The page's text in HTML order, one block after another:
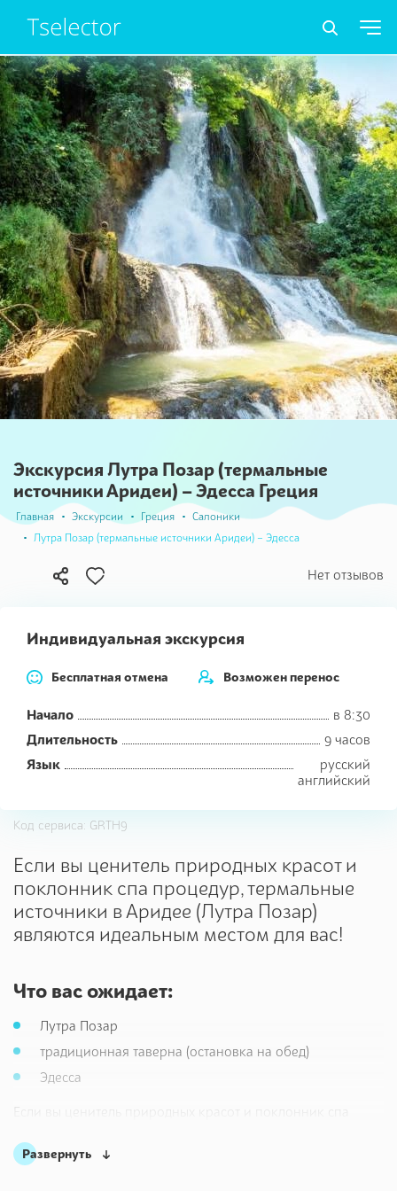
Экскурсия Лутра Позар (термальные
источники Аридеи) – Эдесса Греция
Главная Экскурсии Греция
Салоники
Лутра Позар (термальные источники Аридеи) – Эдесса
Нет отзывов
Индивидуальная экскурсия
Бесплатная отмена Возможен перенос
Начало
в 8:30
Длительность
9 часов
Язык
русский
английский
Код сервиса: GRTH9
Если вы ценитель природных красот и
поклонник спа процедур, термальные
источники в Аридее (Лутра Позар)
являются идеальным местом для вас!
Что вас ожидает:
Лутра Позар
традиционная таверна (остановка на обед)
Эдесса
Если вы ценитель природных красот и поклонник спа
являются идеальным местом для вас! Здесь вы можете
Развернуть